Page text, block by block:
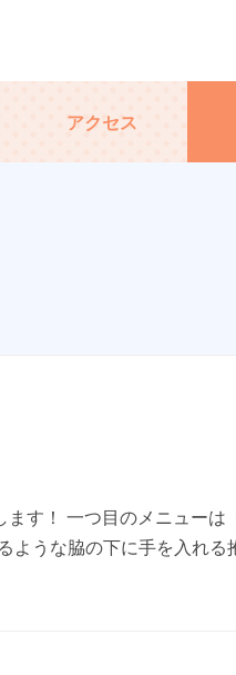
アクセス
す！ 一つ目のメニューは
ような脇の下に手を入れ